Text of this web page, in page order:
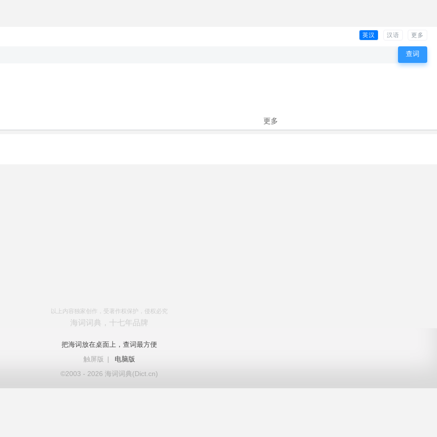
英汉 汉语 更多
更多
以上内容独家创作，受著作权保护，侵权必究
海词词典，十七年品牌
把海词放在桌面上，查词最方便
触屏版
|
电脑版
©2003 - 2026 海词词典(Dict.cn)